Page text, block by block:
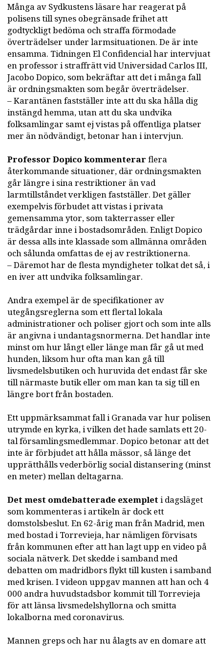
Många av Sydkustens läsare har reagerat på
polisens till synes obegränsade frihet att
godtyckligt bedöma och straffa förmodade
överträdelser under larmsituationen. De är inte
ensamma. Tidningen El Confidencial har intervjuat
en professor i straffrätt vid Universidad Carlos III,
Jacobo Dopico, som bekräftar att det i många fall
är ordningsmakten som begår överträdelser.
– Karantänen fastställer inte att du ska hålla dig
instängd hemma, utan att du ska undvika
folksamlingar samt ej vistas på offentliga platser
mer än nödvändigt, betonar han i intervjun.
Professor Dopico kommenterar flera
återkommande situationer, där ordningsmakten
går längre i sina restriktioner än vad
larmtillståndet verkligen fastställer. Det gäller
exempelvis förbudet att vistas i privata
gemensamma ytor, som takterrasser eller
trädgårdar inne i bostadsområden. Enligt Dopico
är dessa alls inte klassade som allmänna områden
och sålunda omfattas de ej av restriktionerna.
– Däremot har de flesta myndigheter tolkat det så, i
en iver att undvika folksamlingar.
Andra exempel är de specifikationer av
utegångsreglerna som ett flertal lokala
administrationer och poliser gjort och som inte alls
är angivna i undantagsnormerna. Det handlar inte
minst om hur långt eller länge man får gå ut med
hunden, liksom hur ofta man kan gå till
livsmedelsbutiken och huruvida det endast får ske
till närmaste butik eller om man kan ta sig till en
längre bort från bostaden.
Ett uppmärksammat fall i Granada var hur polisen
utrymde en kyrka, i vilken det hade samlats ett 20-
tal församlingsmedlemmar. Dopico betonar att det
inte är förbjudet att hålla mässor, så länge det
upprätthålls vederbörlig social distansering (minst
en meter) mellan deltagarna.
Det mest omdebatterade exempleti dagsläget
som kommenteras i artikeln är dock ett
domstolsbeslut. En 62-årig man från Madrid, men
med bostad i Torrevieja, har nämligen förvisats
från kommunen efter att han lagt upp en video på
sociala nätverk. Det skedde i samband med
debatten om madridbors flykt till kusten i samband
med krisen. I videon uppgav mannen att han och 4
000 andra huvudstadsbor kommit till Torrevieja
för att länsa livsmedelshyllorna och smitta
lokalborna med coronavirus.
Mannen greps och har nu ålagts av en domare att